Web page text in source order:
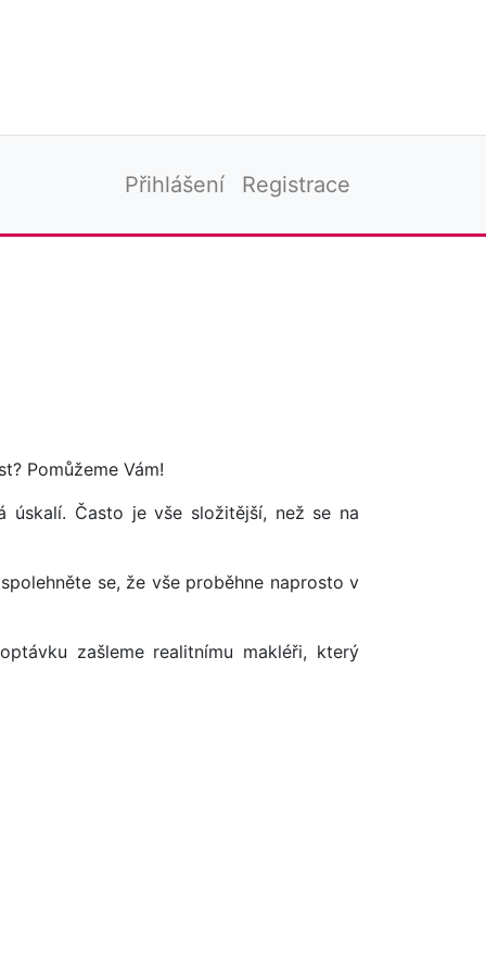
Přihlášení Registrace
Pomůžeme Vám!
úskalí. Často je vše složitější, než se na
se, že vše proběhne naprosto v
zašleme realitnímu makléři, který